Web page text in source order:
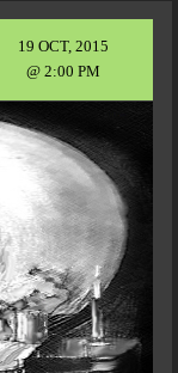
19 OCT, 2015
@ 2:00 PM